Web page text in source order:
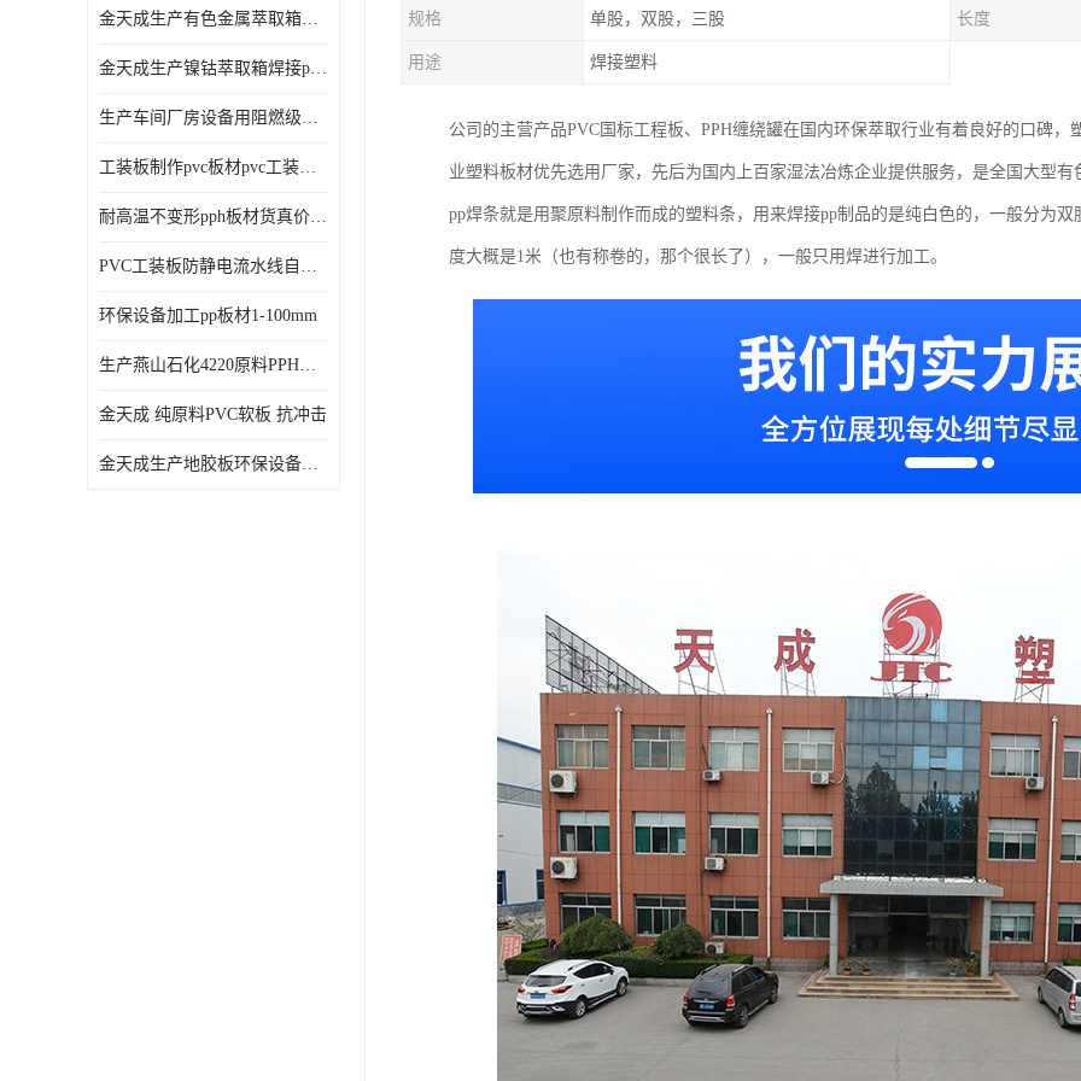
金天成生产有色金属萃取箱焊接pvc板
金天成生产镍钴萃取箱焊接pvc萃取板
生产车间厂房设备用阻燃级别pp硬板
工装板制作pvc板材pvc工装板材可折弯
耐高温不变形pph板材货真价值pph板材
PVC工装板防静电流水线自动化倍速线工装板
环保设备加工pp板材1-100mm
生产燕山石化4220原料PPH板材
金天成 纯原料PVC软板 抗冲击
金天成生产地胶板环保设备内衬焊接用半圆pvc软焊条
规格 单股，双股，三股 长度
用途 焊接塑料
公司的主营产品PVC国标工程板、PPH缠绕罐在国内环保萃取行业有着良好的口碑
业塑料板材优先选用厂家，先后为国内上百家湿法冶炼企业提供服务，是全国大型
pp焊条就是用聚原料制作而成的塑料条，用来焊接pp制品的是纯白色的，一般分为
度大概是1米（也有称卷的，那个很长了），一般只用焊进行加工。